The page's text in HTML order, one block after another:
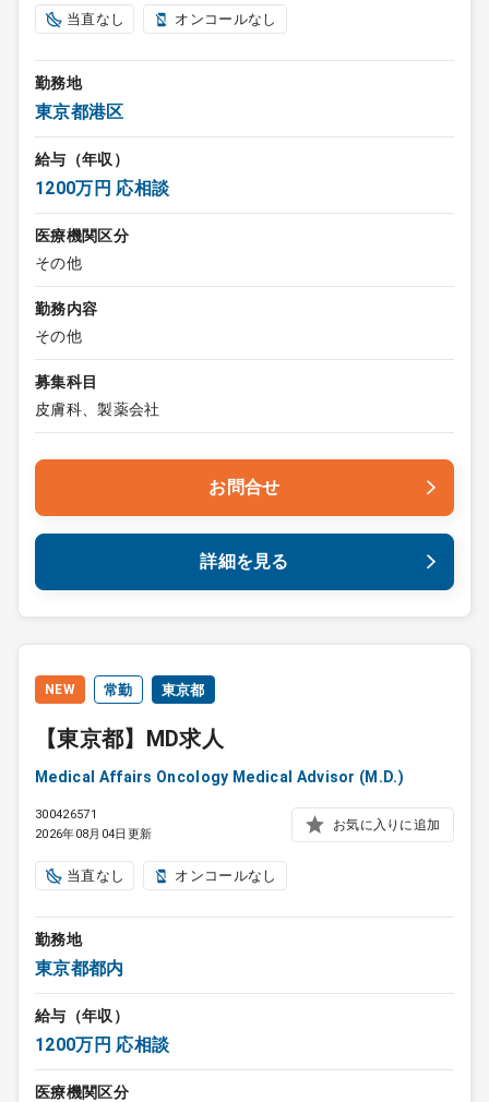
当直なし オンコールなし
勤務地
東京都港区
給与（年収）
1200万円 応相談
医療機関区分
その他
勤務内容
その他
募集科目
皮膚科、製薬会社
お問合せ
詳細を見る
NEW 常勤 東京都
【東京都】MD求人
Medical Affairs Oncology Medical Advisor (M.D.)
300426571
2026年08月04日更新
お気に入りに追加
当直なし オンコールなし
勤務地
東京都都内
給与（年収）
1200万円 応相談
医療機関区分